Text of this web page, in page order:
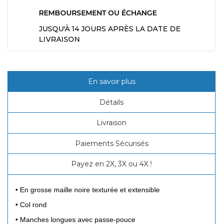
REMBOURSEMENT OU ÉCHANGE
JUSQU'À 14 JOURS APRÈS LA DATE DE
LIVRAISON
En savoir plus
Détails
Livraison
Paiements Sécurisés
Payez en 2X, 3X ou 4X !
• En grosse maille noire texturée et extensible
• Col rond
• Manches longues avec passe-pouce